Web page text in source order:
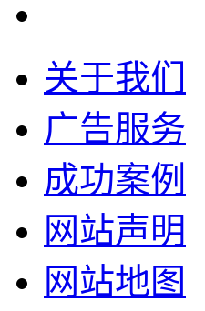
关于我们
广告服务
成功案例
网站声明
网站地图